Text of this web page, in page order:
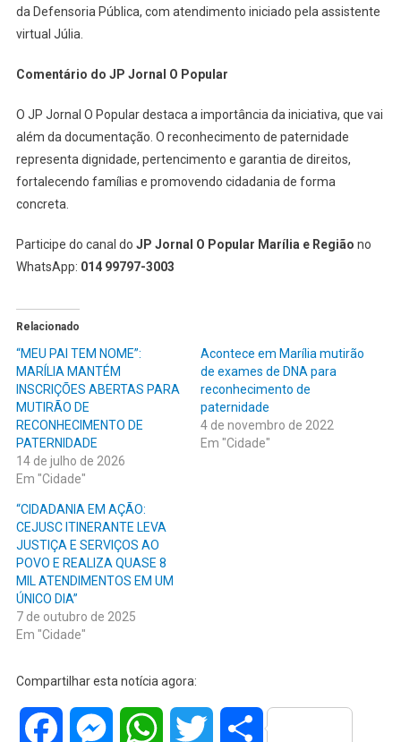
da Defensoria Pública, com atendimento iniciado pela assistente
virtual Júlia.
Comentário do JP Jornal O Popular
O JP Jornal O Popular destaca a importância da iniciativa, que vai
além da documentação. O reconhecimento de paternidade
representa dignidade, pertencimento e garantia de direitos,
fortalecendo famílias e promovendo cidadania de forma
concreta.
Participe do canal do JP Jornal O Popular Marília e Região no
WhatsApp: 014 99797-3003
Relacionado
“MEU PAI TEM NOME”:
MARÍLIA MANTÉM
INSCRIÇÕES ABERTAS PARA
MUTIRÃO DE
RECONHECIMENTO DE
PATERNIDADE
14 de julho de 2026
Em "Cidade"
Acontece em Marília mutirão
de exames de DNA para
reconhecimento de
paternidade
4 de novembro de 2022
Em "Cidade"
“CIDADANIA EM AÇÃO:
CEJUSC ITINERANTE LEVA
JUSTIÇA E SERVIÇOS AO
POVO E REALIZA QUASE 8
MIL ATENDIMENTOS EM UM
ÚNICO DIA”
7 de outubro de 2025
Em "Cidade"
Compartilhar esta notícia agora:
Facebook MessengerWhatsAppTwitter Share